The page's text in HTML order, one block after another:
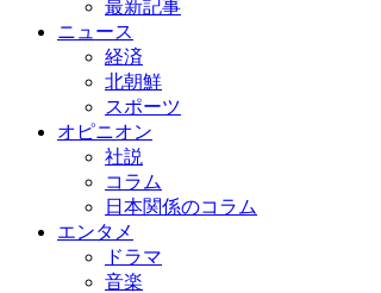
最新記事
ニュース
経済
北朝鮮
スポーツ
オピニオン
社説
コラム
日本関係のコラム
エンタメ
ドラマ
音楽